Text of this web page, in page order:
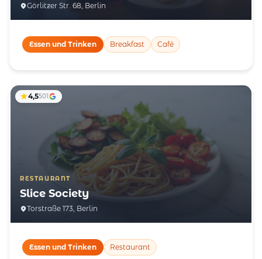
Görlitzer Str. 68, Berlin
Essen und Trinken Breakfast Café
RESTAURANT
Slice Society
Torstraße 173, Berlin
4,5501
Essen und Trinken Restaurant